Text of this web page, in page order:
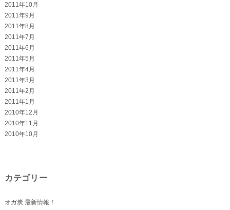
2011年10月
2011年9月
2011年8月
2011年7月
2011年6月
2011年5月
2011年4月
2011年3月
2011年2月
2011年1月
2010年12月
2010年11月
2010年10月
カテゴリー
オガ炭 最新情報！